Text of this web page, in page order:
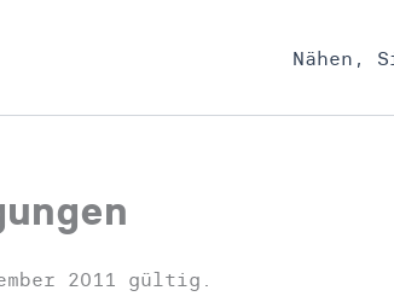
Nähen,
2011 gültig.